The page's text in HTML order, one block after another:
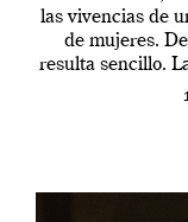
las vivencias de
de mujeres.
resulta sencillo.